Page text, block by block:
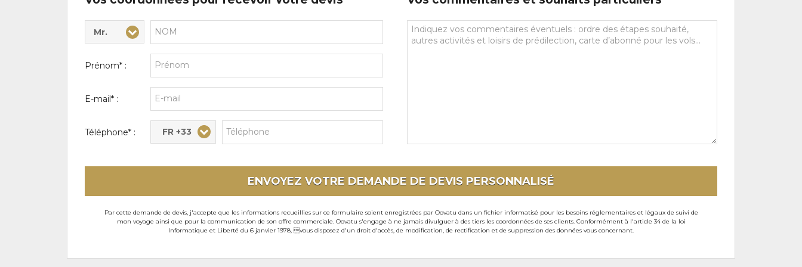
Civilité* :
Mr.
Nom* :
Prénom* :
E-mail* :
Téléphone* : FR +33
Vos
commentaires
ENVOYEZ VOTRE DEMANDE DE DEVIS PERSONNALISÉ
Par cette demande de devis, j'accepte que les informations recueillies sur ce formulaire soient enregistrées par Oovatu dans un fichier informatisé pour les besoins réglementaires et légaux de suivi de
mon voyage ainsi que pour la communication de son offre commerciale. Oovatu s'engage à ne jamais divulguer à des tiers les coordonnées de ses clients. Conformément à l'article 34 de la loi
Informatique et Liberté du 6 janvier 1978, vous disposez d'un droit d'accès, de modification, de rectification et de suppression des données vous concernant.